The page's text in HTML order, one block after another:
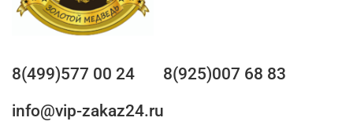
8(499)577 00 24
8(925)007 68 83
info@vip-zakaz24.ru